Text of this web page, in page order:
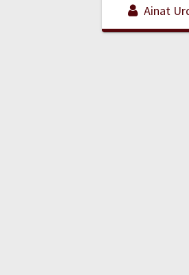
Ainat